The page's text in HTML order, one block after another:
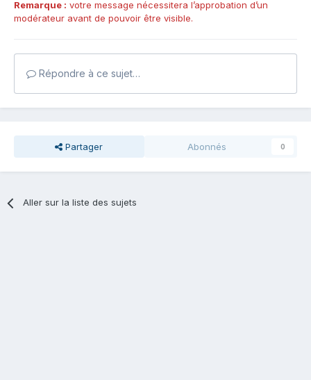
Remarque : votre message nécessitera l’approbation d’un
modérateur avant de pouvoir être visible.
Répondre à ce sujet…
Partager Abonnés 0
Aller sur la liste des sujets